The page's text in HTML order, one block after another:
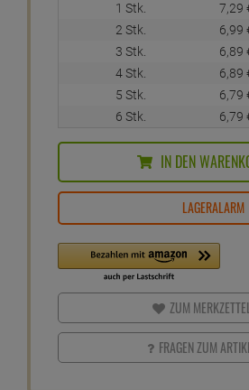
1 Stk. 7,29
2 Stk.
6,99
3 Stk.
6,89
4 Stk.
6,89
5 Stk.
6,79
6 Stk.
6,79
IN DEN
LAGERALARM
ZUM MERKZETTEL
FRAGEN ZUM